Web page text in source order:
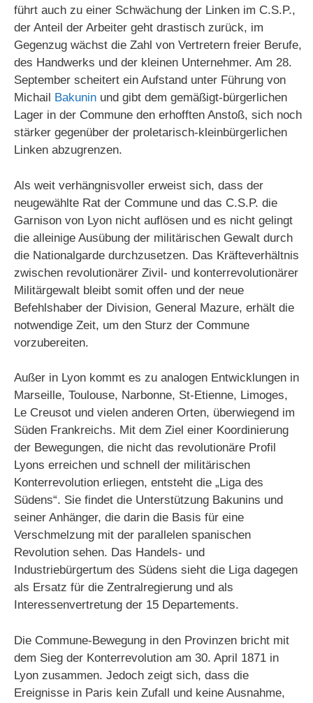
führt auch zu einer Schwächung der Linken im C.S.P.,
der Anteil der Arbeiter geht drastisch zurück, im
Gegenzug wächst die Zahl von Vertretern freier Berufe,
des Handwerks und der kleinen Unternehmer. Am 28.
September scheitert ein Aufstand unter Führung von
Michail Bakunin und gibt dem gemäßigt-bürgerlichen
Lager in der Commune den erhofften Anstoß, sich noch
stärker gegenüber der proletarisch-kleinbürgerlichen
Linken abzugrenzen.
Als weit verhängnisvoller erweist sich, dass der
neugewählte Rat der Commune und das C.S.P. die
Garnison von Lyon nicht auflösen und es nicht gelingt
die alleinige Ausübung der militärischen Gewalt durch
die Nationalgarde durchzusetzen. Das Kräfteverhältnis
zwischen revolutionärer Zivil- und konterrevolutionärer
Militärgewalt bleibt somit offen und der neue
Befehlshaber der Division, General Mazure, erhält die
notwendige Zeit, um den Sturz der Commune
vorzubereiten.
Außer in Lyon kommt es zu analogen Entwicklungen in
Marseille, Toulouse, Narbonne, St-Etienne, Limoges,
Le Creusot und vielen anderen Orten, überwiegend im
Süden Frankreichs. Mit dem Ziel einer Koordinierung
der Bewegungen, die nicht das revolutionäre Profil
Lyons erreichen und schnell der militärischen
Konterrevolution erliegen, entsteht die „Liga des
Südens“. Sie findet die Unterstützung Bakunins und
seiner Anhänger, die darin die Basis für eine
Verschmelzung mit der parallelen spanischen
Revolution sehen. Das Handels- und
Industriebürgertum des Südens sieht die Liga dagegen
als Ersatz für die Zentralregierung und als
Interessenvertretung der 15 Departements.
Die Commune-Bewegung in den Provinzen bricht mit
dem Sieg der Konterrevolution am 30. April 1871 in
Lyon zusammen. Jedoch zeigt sich, dass die
Ereignisse in Paris kein Zufall und keine Ausnahme,